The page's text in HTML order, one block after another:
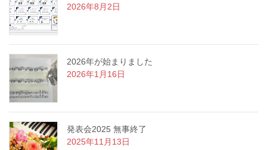
2026年8月2日
2026年が始まりました
2026年1月16日
発表会2025 無事終了
2025年11月13日